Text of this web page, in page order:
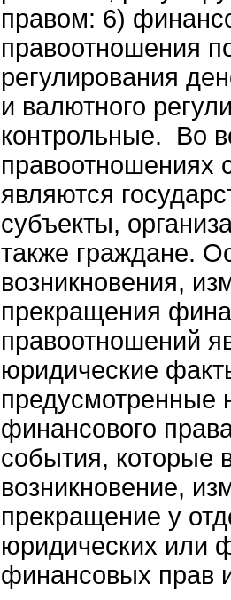
правом: 6)
правоотношения
регулирования
и валютного
контрольные. Во
правоотношениях
являются
субъекты,
также граждане.
возникновения,
прекращения
правоотношений
юридические
предусмотренные
финансового
события, которые
возникновение,
прекращение у
юридических или
финансовых прав